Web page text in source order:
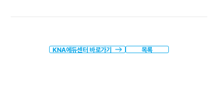
KNA에듀센터 바로가기 목록